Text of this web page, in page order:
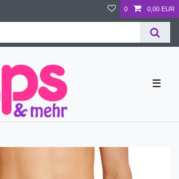
0 0,00 EUR
☰